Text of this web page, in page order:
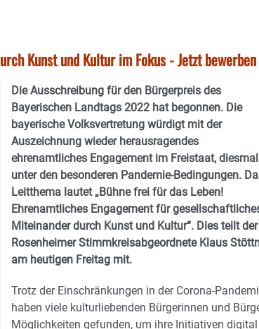
Kunst und Kultur im Fokus - Jetzt bewerben
Die Ausschreibung für den Bürgerpreis des
Bayerischen Landtags 2022 hat begonnen. Die
bayerische Volksvertretung würdigt mit der
Auszeichnung wieder herausragendes
ehrenamtliches Engagement im Freistaat, diesmal
unter den besonderen Pandemie-Bedingungen.
Leitthema lautet „Bühne frei für das Leben!
Ehrenamtliches Engagement für
Miteinander durch Kunst und Kultur“. Dies teilt der
Rosenheimer Stimmkreisabgeordnete Klaus
am heutigen Freitag mit.
Trotz der Einschränkungen in der Corona-
haben viele kulturliebenden Bürgerinnen und
Möglichkeiten gefunden, um ihre Initiativen digital